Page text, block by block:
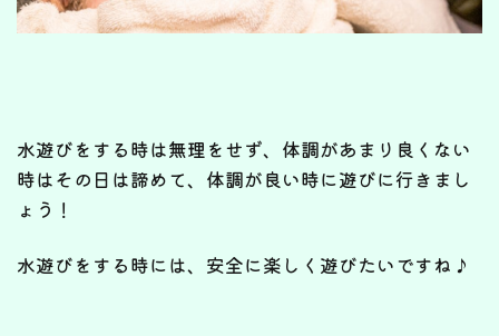
水遊びをする時は無理をせず、体調があまり良くない
時はその日は諦めて、体調が良い時に遊びに行きまし
ょう！
水遊びをする時には、安全に楽しく遊びたいですね♪